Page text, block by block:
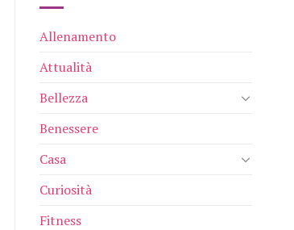
Allenamento
Attualità
Bellezza
Benessere
Casa
Curiosità
Fitness